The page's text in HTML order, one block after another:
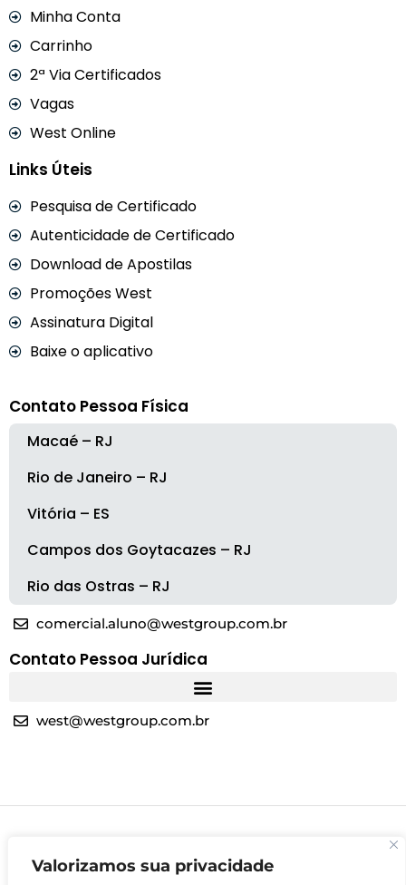
Valorizamos sua privacidade
Minha Conta
Carrinho
2ª Via Certificados
Vagas
West Online
Links Úteis
Pesquisa de Certificado
Autenticidade de Certificado
Download de Apostilas
Promoções West
Assinatura Digital
Baixe o aplicativo
Contato Pessoa Física
Macaé – RJ
Rio de Janeiro – RJ
Vitória – ES
Campos dos Goytacazes – RJ
Rio das Ostras – RJ
comercial.aluno@westgroup.com.br
Contato Pessoa Jurídica
west@westgroup.com.br